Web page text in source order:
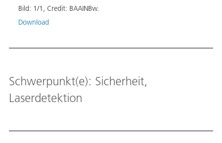
Bild: 1/1 , Credit: BAAINBw.
Download
Schwerpunkt(e): Sicherheit,
Laserdetektion